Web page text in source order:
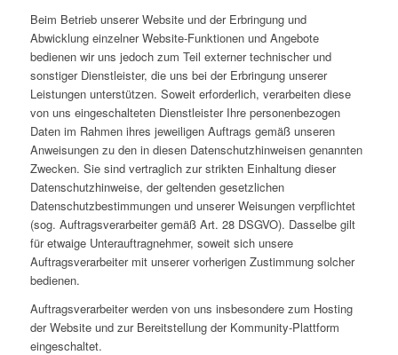
Beim Betrieb unserer Website und der Erbringung und
Abwicklung einzelner Website-Funktionen und Angebote
bedienen wir uns jedoch zum Teil externer technischer und
sonstiger Dienstleister, die uns bei der Erbringung unserer
Leistungen unterstützen. Soweit erforderlich, verarbeiten diese
von uns eingeschalteten Dienstleister Ihre personenbezogen
Daten im Rahmen ihres jeweiligen Auftrags gemäß unseren
Anweisungen zu den in diesen Datenschutzhinweisen genannten
Zwecken. Sie sind vertraglich zur strikten Einhaltung dieser
Datenschutzhinweise, der geltenden gesetzlichen
Datenschutzbestimmungen und unserer Weisungen verpflichtet
(sog. Auftragsverarbeiter gemäß Art. 28 DSGVO). Dasselbe gilt
für etwaige Unterauftragnehmer, soweit sich unsere
Auftragsverarbeiter mit unserer vorherigen Zustimmung solcher
bedienen.
Auftragsverarbeiter werden von uns insbesondere zum Hosting
der Website und zur Bereitstellung der Kommunity-Plattform
eingeschaltet.